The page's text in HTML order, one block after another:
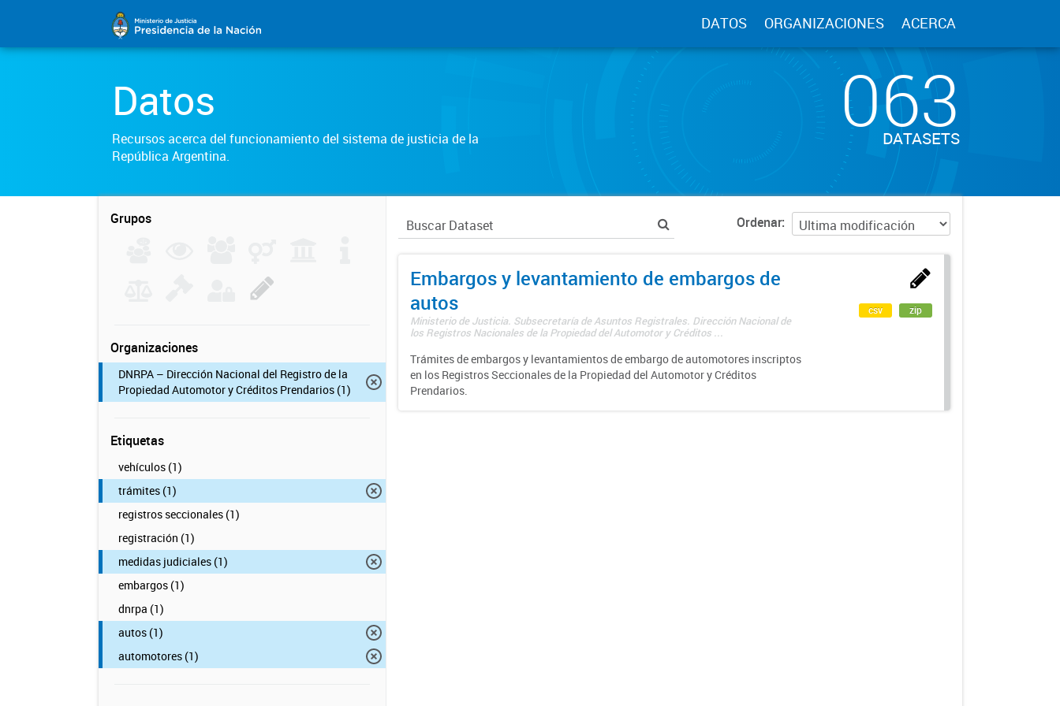
DATOS ORGANIZACIONES ACERCA
Datos
Recursos acerca del funcionamiento del sistema de justicia de la
República Argentina.
063
DATASETS
Grupos
Organizaciones
DNRPA – Dirección Nacional del Registro de la
Propiedad Automotor y Créditos Prendarios (1)
Etiquetas
vehículos (1)
trámites (1)
registros seccionales (1)
registración (1)
medidas judiciales (1)
embargos (1)
dnrpa (1)
autos (1)
automotores (1)
Ordenar
Embargos y levantamiento de embargos de
autos
Ministerio de Justicia. Subsecretaría de Asuntos Registrales. Dirección Nacional de
los Registros Nacionales de la Propiedad del Automotor y Créditos ...
Trámites de embargos y levantamientos de embargo de automotores inscriptos
en los Registros Seccionales de la Propiedad del Automotor y Créditos
Prendarios.
csv zip